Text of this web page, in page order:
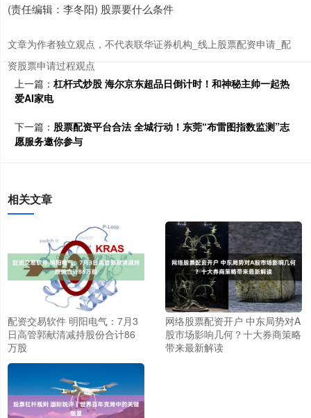
(责任编辑：李冬阳) 股票要什么条件
文章为作者独立观点，不代表联华证券机构_线上股票配资申请_配
资股票申请过程观点
上一篇： 杠杆式炒股 海尔京东超品日倒计时！和神秘主帅一起热
爱AI家电
下一篇： 股票配资平台合法 全城行动！东莞“布雷图指数监测”志
愿服务邀你参与
相关文章
配资交易软件 明阳电气：7月3
日高管郭献清减持股份合计86
万股
网络股票配资开户 中东局势对A
股市场影响几何？十大券商策略
带来最新解读